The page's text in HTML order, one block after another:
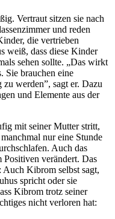
Vertraut sitzen sie nach
und reden
die vertrieben
weiß, dass diese Kinder
sehen sollte. „Das wirkt
Sie brauchen eine
werden”, sagt er. Dazu
und Elemente aus der
mit seiner Mutter stritt,
nur eine Stunde
Auch das
Positiven verändert. Das
Kibrom selbst sagt,
spricht oder sie
Kibrom trotz seiner
nicht verloren hat: